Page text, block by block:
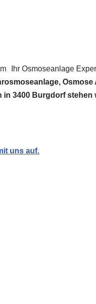
Ihr Osmoseanlage
in 3400 Burgdorf
uns auf.